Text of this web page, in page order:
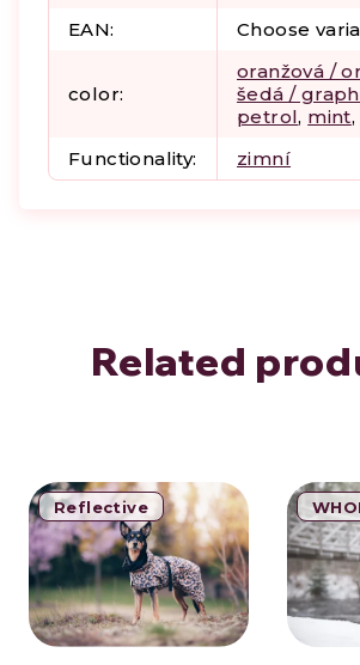
EAN: Choose
color:
oranžová /
šedá /
petrol, mint,
Functionality: zimní
Related
Reflective